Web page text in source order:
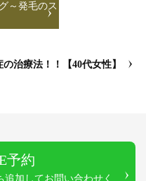
～発毛のス
治療法！！【40代女性】
予約
追加してお問い合わせく